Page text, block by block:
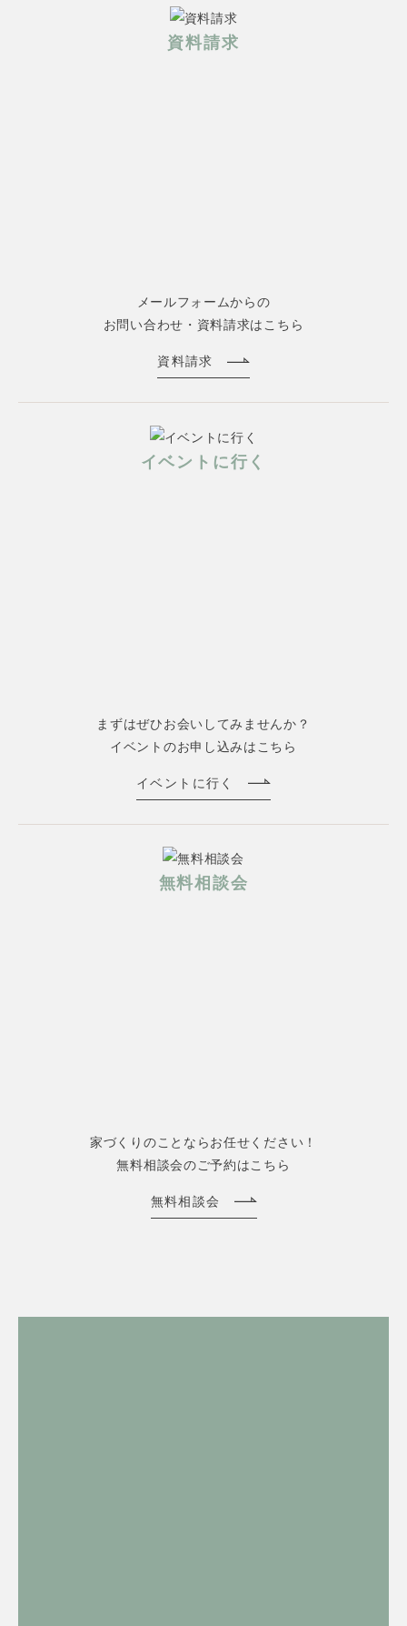
資料請求
メールフォームからの
お問い合わせ・資料請求はこちら
資料請求
イベントに行く
まずはぜひお会いしてみませんか？
イベントのお申し込みはこちら
イベントに行く
無料相談会
家づくりのことならお任せください！
無料相談会のご予約はこちら
無料相談会